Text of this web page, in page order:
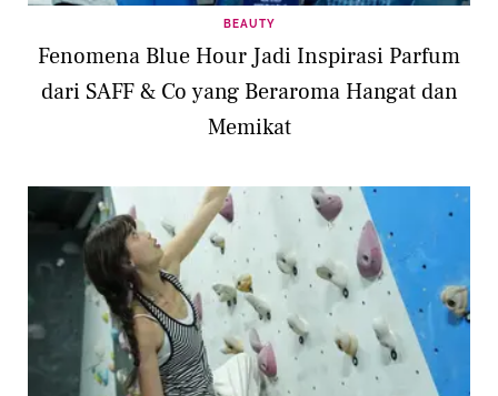
BEAUTY
Fenomena Blue Hour Jadi Inspirasi Parfum
dari SAFF & Co yang Beraroma Hangat dan
Memikat